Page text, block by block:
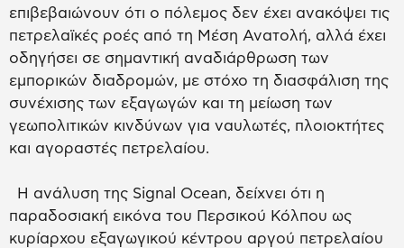
επιβεβαιώνουν ότι ο πόλεμος δεν έχει ανακόψει τις
πετρελαϊκές ροές από τη Μέση Ανατολή, αλλά έχει
οδηγήσει σε σημαντική αναδιάρθρωση των
εμπορικών διαδρομών, με στόχο τη διασφάλιση της
συνέχισης των εξαγωγών και τη μείωση των
γεωπολιτικών κινδύνων για ναυλωτές, πλοιοκτήτες
και αγοραστές πετρελαίου.
H ανάλυση της Signal Ocean, δείχνει ότι η
παραδοσιακή εικόνα του Περσικού Κόλπου ως
κυρίαρχου εξαγωγικού κέντρου αργού πετρελαίου